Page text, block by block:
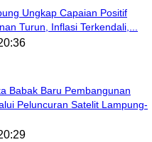
Ungkap Capaian Positif
Turun, Inflasi Terkendali,...
Babak Baru Pembangunan
Peluncuran Satelit Lampung-